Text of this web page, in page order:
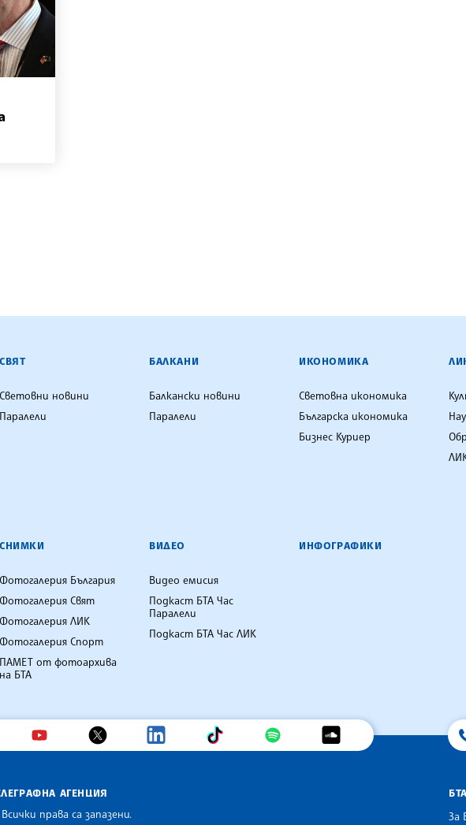
АГЕНЦИЯ
СВЯТ
Световни новини
Паралели
БАЛКАНИ
Балкански новини
Паралели
ИКОНОМИКА
Световна икономика
Българска икономика
Бизнес Куриер
СНИМКИ
Фотогалерия България
Фотогалерия Свят
Фотогалерия ЛИК
Фотогалерия Спорт
ПАМЕТ от фотоархива
на БТА
ВИДЕО
Видео емисия
Подкаст БТА Час
Паралели
Подкаст БТА Час ЛИК
ИНФОГРАФИКИ
АГЕНЦИЯ
права са запазени.
БТА
За